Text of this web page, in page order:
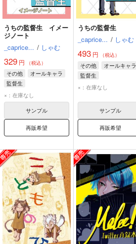
うちの監督生 イメー
ジノート
_caprice... / しゃむ
329 円 （税込）
その他
オールキャラ
監督生
リドル・ローズハート
×：在庫なし
サンプル
再販希望
うちの監督生
_caprice... / しゃむ
493 円 （税込）
その他
オールキャラ
監督生
×：在庫なし
サンプル
再販希望